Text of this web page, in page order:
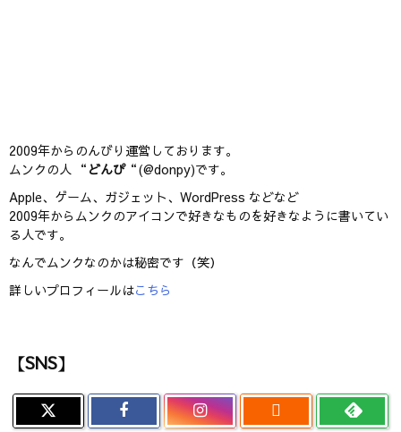
2009年からのんびり運営しております。
ムンクの人 “ どんぴ“(@donpy)です。
Apple、ゲーム、ガジェット、WordPress などなど
2009年からムンクのアイコンで好きなものを好きなように書いてい
る人です。
なんでムンクなのかは秘密です（笑）
詳しいプロフィールはこちら
【SNS】
